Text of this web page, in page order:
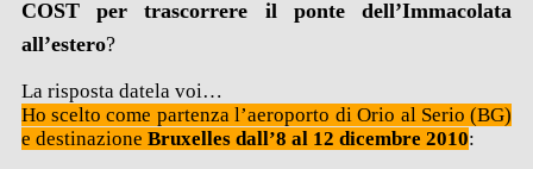
COST per trascorrere il ponte dell’Immacolata
all’estero?
La risposta datela voi…
Ho scelto come partenza l’aeroporto di Orio al Serio (BG)
e destinazione Bruxelles dall’8 al 12 dicembre 2010: